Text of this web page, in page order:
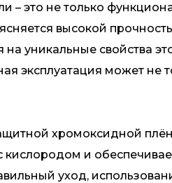
это не только
высокой
уникальные свойства
эксплуатация может не
хромоксидной
кислородом и
уход,